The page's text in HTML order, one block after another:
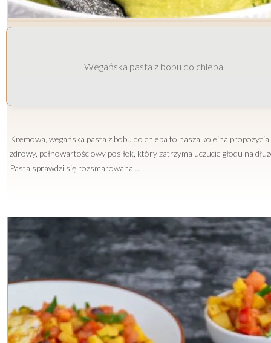
Wegańska pasta z bobu do chleba
Kremowa, wegańska pasta z bobu do chleba to nasza kolejna propozycja
zdrowy, pełnowartościowy posiłek, który zatrzyma uczucie głodu na
Pasta sprawdzi się rozsmarowana…